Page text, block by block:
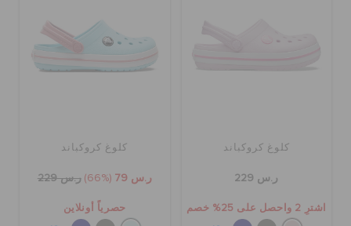
كلوغ كروكباند
ر.س 229
اشترِ 2 واحصل على 25% خصم
كلوغ كروكباند
ر.س 79 (66%) ر.س 229
حصرياً أونلاين